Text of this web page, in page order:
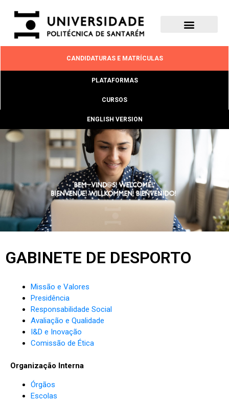
CANDIDATURAS E MATRÍCULAS
PLATAFORMAS
CURSOS
ENGLISH VERSION
GABINETE DE DESPORTO
Missão e Valores
Presidência
Responsabilidade Social
Avaliação e Qualidade
I&D e Inovação
Comissão de Ética
Organização Interna
Órgãos
Escolas